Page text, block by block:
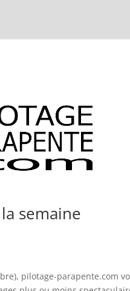
semaine
pilotage-parapente.com